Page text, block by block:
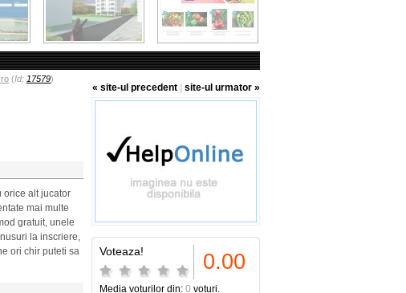
(Id: 17579)
« site-ul precedent site-ul urmator »
orice alt jucator
mai multe
gratuit, unele
la inscriere,
ori chir puteti sa
Voteaza! 0.00
Media voturilor din: 0 voturi.